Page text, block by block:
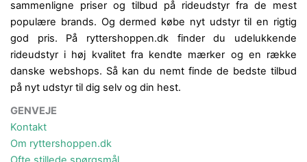
sammenligne priser og tilbud på rideudstyr fra de mest
populære brands. Og dermed købe nyt udstyr til en rigtig
god pris. På ryttershoppen.dk finder du udelukkende
rideudstyr i høj kvalitet fra kendte mærker og en række
danske webshops. Så kan du nemt finde de bedste tilbud
på nyt udstyr til dig selv og din hest.
GENVEJE
Kontakt
Om ryttershoppen.dk